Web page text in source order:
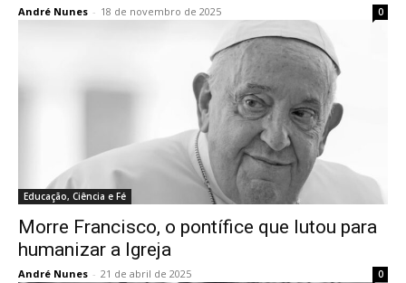
André Nunes - 18 de novembro de 2025 0
Educação, Ciência e Fé
Morre Francisco, o pontífice que lutou para
humanizar a Igreja
André Nunes - 21 de abril de 2025 0